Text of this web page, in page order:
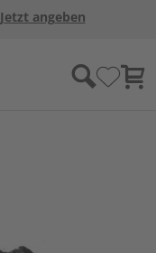
Jetzt angeben